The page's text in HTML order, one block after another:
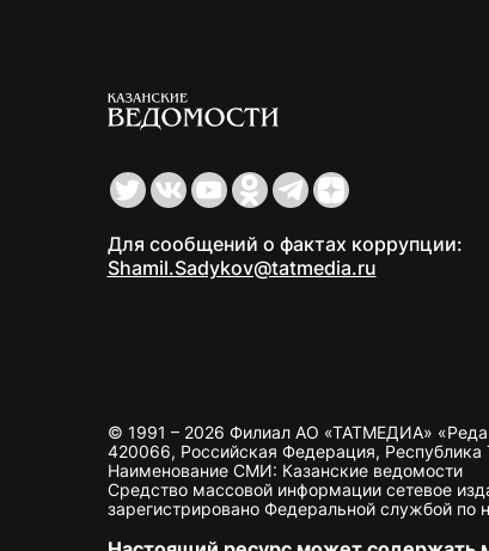
Для сообщений о фактах коррупции:
Shamil.Sadykov@tatmedia.ru
© 1991 – 2026 Филиал АО «ТАТМЕДИА»
420066, Российская Федерация, Республика
Наименование СМИ: Казанские ведомости
Средство массовой информации сетевое
зарегистрировано Федеральной службой